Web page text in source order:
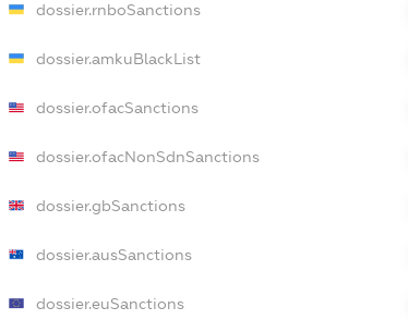
dossier.rnboSanctions
dossier.amkuBlackList
dossier.ofacSanctions
dossier.ofacNonSdnSanctions
dossier.gbSanctions
dossier.ausSanctions
dossier.euSanctions